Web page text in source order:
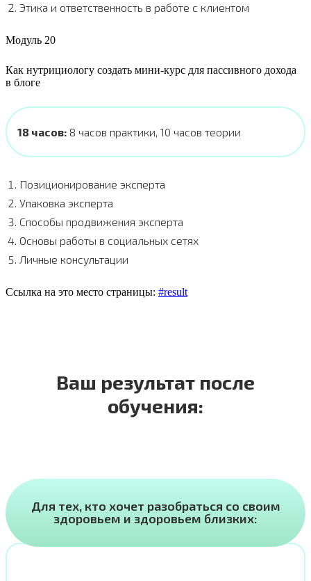
Этика и ответственность в работе с клиентом
Модуль 20
Как нутрициологу создать мини-курс для пассивного дохода
в блоге
18 часов: 8 часов практики, 10 часов теории
Позиционирование эксперта
Упаковка эксперта
Способы продвижения эксперта
Основы работы в социальных сетях
Личные консультации
Ссылка на это место страницы: #result
Ваш результат после
обучения:
Для тех, кто хочет разобраться со своим
здоровьем и здоровьем близких: